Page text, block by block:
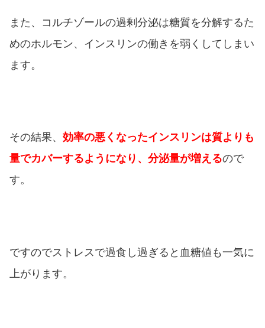
また、コルチゾールの過剰分泌は糖質を分解するた
めのホルモン、インスリンの働きを弱くしてしまい
ます。
その結果、 効率の悪くなったインスリンは質よりも
量でカバーするようになり、分泌量が増えるので
す。
ですのでストレスで過食し過ぎると血糖値も一気に
上がります。